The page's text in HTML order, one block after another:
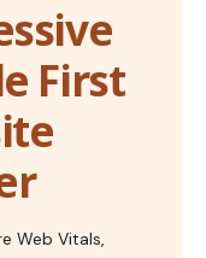
First
Web Vitals,